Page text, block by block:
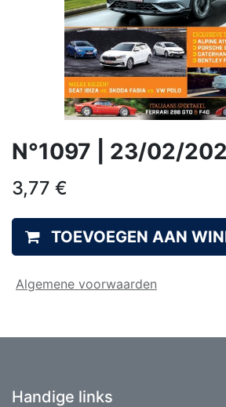
N°1097 | 23/02/
3,77 €
TOEVOEGEN AAN
Algemene voorwaarden
Handige links